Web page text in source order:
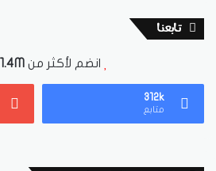
تابعنا
انضم لأكثر من 1.4M
312k
متابع